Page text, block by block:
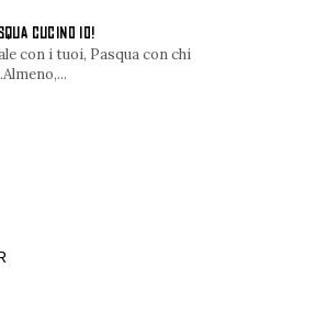
CUCINO IO!
con i tuoi, Pasqua con chi